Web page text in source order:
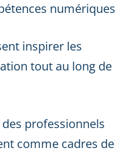
inspirer les
tout au long de
professionnels
comme cadres de